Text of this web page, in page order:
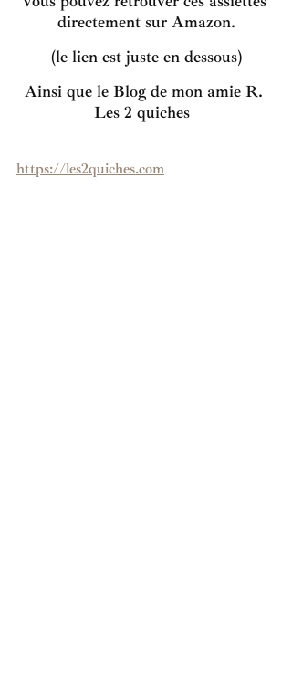
directement sur Amazon.
(le lien est juste en dessous)
Ainsi que le Blog de mon amie R.
Les 2 quiches
https://les2quiches.com